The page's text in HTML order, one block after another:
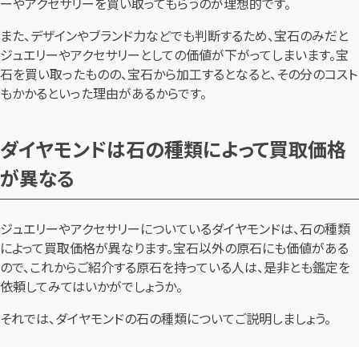
また、デザインやブランド力などでも判断するため、宝石のみだと
ジュエリーやアクセサリーとしての価値が下がってしまいます。宝
石を買い取ったものの、宝石から加工するとなると、その分のコスト
もかかるといった理由があるからです。
ダイヤモンドは石の種類によって買取価格
が異なる
ジュエリーやアクセサリーについているダイヤモンドは、石の種類
によって買取価格が異なります。宝石以外の原石にも価値がある
ので、これからご紹介する原石を持っている人は、是非とも鑑定を
依頼してみてはいかがでしょうか。
それでは、ダイヤモンドの石の種類についてご説明しましょう。